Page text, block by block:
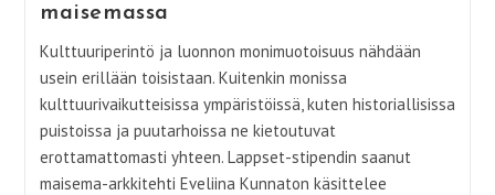
maisemassa
Kulttuuriperintö ja luonnon monimuotoisuus nähdään
usein erillään toisistaan. Kuitenkin monissa
kulttuurivaikutteisissa ympäristöissä, kuten historiallisissa
puistoissa ja puutarhoissa ne kietoutuvat
erottamattomasti yhteen. Lappset-stipendin saanut
maisema-arkkitehti Eveliina Kunnaton käsittelee